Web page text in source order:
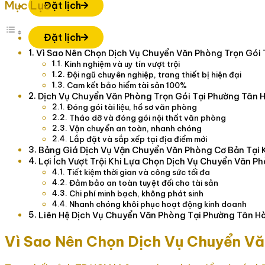
Đặt lịch
Đặt lịch
Mục Lục
Vì Sao Nên Chọn Dịch Vụ Chuyển Văn Phòng Trọn
Kinh nghiệm và uy tín vượt trội
Đội ngũ chuyên nghiệp, trang thiết bị hiện đại
Cam kết bảo hiểm tài sản 100%
Dịch Vụ Chuyển Văn Phòng Trọn Gói Tại Phường Tân
Đóng gói tài liệu, hồ sơ văn phòng
Tháo dỡ và đóng gói nội thất văn phòng
Vận chuyển an toàn, nhanh chóng
Lắp đặt và sắp xếp tại địa điểm mới
Bảng Giá Dịch Vụ Vận Chuyển Văn Phòng Cơ Bản Tại
Lợi Ích Vượt Trội Khi Lựa Chọn Dịch Vụ Chuyển Văn
Tiết kiệm thời gian và công sức tối đa
Đảm bảo an toàn tuyệt đối cho tài sản
Chi phí minh bạch, không phát sinh
Nhanh chóng khôi phục hoạt động kinh doanh
Liên Hệ Dịch Vụ Chuyển Văn Phòng Tại Phường Tân
Vì Sao Nên Chọn Dịch Vụ Chuyển